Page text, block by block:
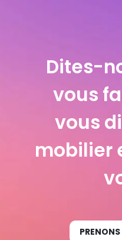
Dites-
vous
vous
mobilier